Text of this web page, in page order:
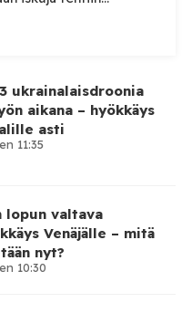
eri alueelle.
julkaisemassaan
joukot
kertaa viidelle alueelle.
Nikopolin
ukrainalaisdroonia
aikana – hyökkäys
asti
11:35
lopun valtava
Venäjälle – mitä
nyt?
10:30